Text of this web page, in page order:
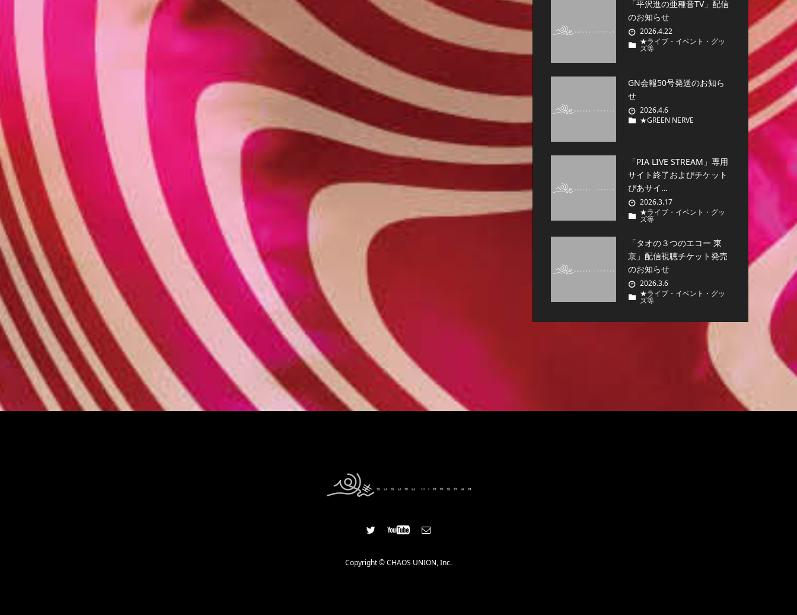
「平沢進の亜種音TV」配信
のお知らせ
2026.4.22
★ライブ・イベント・グッ
ズ等
GN会報50号発送のお知ら
せ
2026.4.6
★GREEN NERVE
「PIA LIVE STREAM」専用
サイト終了およびチケット
ぴあサイ…
2026.3.17
★ライブ・イベント・グッ
ズ等
「タオの３つのエコー 東
京」配信視聴チケット発売
のお知らせ
2026.3.6
★ライブ・イベント・グッ
ズ等
Copyright © CHAOS UNION, Inc.